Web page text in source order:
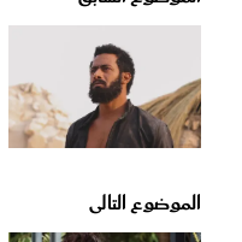
الموضوع التالى